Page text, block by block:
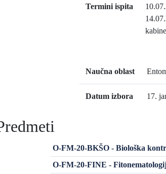
Termini ispita
Naučna oblast
Datum izbora 17.
O-FM-20-BKŠO - Biološka
O-FM-20-FINE -